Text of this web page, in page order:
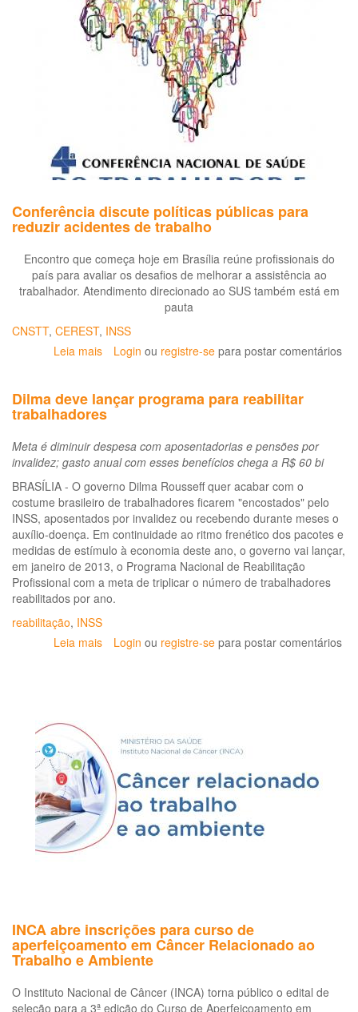
da
Saúde
do
Trabalhador
Conferência discute políticas públicas para
reduzir acidentes de trabalho
Encontro que começa hoje em Brasília reúne profissionais do
país para avaliar os desafios de melhorar a assistência ao
trabalhador. Atendimento direcionado ao SUS também está em
pauta
CNSTT, CEREST, INSS
Leia mais sobre
políticas
públicas
reduzir
acidentes
trabalho
Login ou registre-se para postar comentários
Dilma deve lançar programa para reabilitar
trabalhadores
Meta é diminuir despesa com aposentadorias e pensões por
invalidez; gasto anual com esses benefícios chega a R$ 60 bi
BRASÍLIA - O governo Dilma Rousseff quer acabar com o
costume brasileiro de trabalhadores ficarem "encostados" pelo
INSS, aposentados por invalidez ou recebendo durante meses o
auxílio-doença. Em continuidade ao ritmo frenético dos pacotes e
medidas de estímulo à economia deste ano, o governo vai lançar,
em janeiro de 2013, o Programa Nacional de Reabilitação
Profissional com a meta de triplicar o número de trabalhadores
reabilitados por ano.
reabilitação, INSS
Leia mais sobre
reabilitar
trabalhadores
Login ou registre-se para postar comentários
INCA abre inscrições para curso de
aperfeiçoamento em Câncer Relacionado ao
Trabalho e Ambiente
O Instituto Nacional de Câncer (INCA) torna público o edital de
seleção para a 3ª edição do Curso de Aperfeiçoamento em